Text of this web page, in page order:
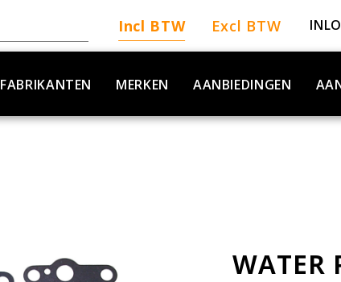
Incl BTW Excl BTW
FABRIKANTEN MERKEN AANBIEDINGEN
WATER